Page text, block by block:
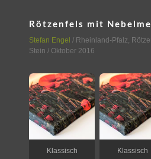
Rötzenfels mit
Stefan Engel / Rheinland-Pfalz,
Stein / Oktober 2016
Klassisch Klassisch